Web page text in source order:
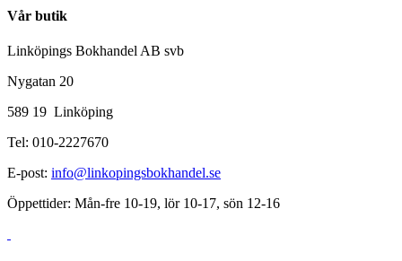
Vår butik
Linköpings Bokhandel AB svb
Nygatan 20
589 19 Linköping
Tel: 010-2227670
E-post: info@linkopingsbokhandel.se
Öppettider: Mån-fre 10-19, lör 10-17, sön 12-16